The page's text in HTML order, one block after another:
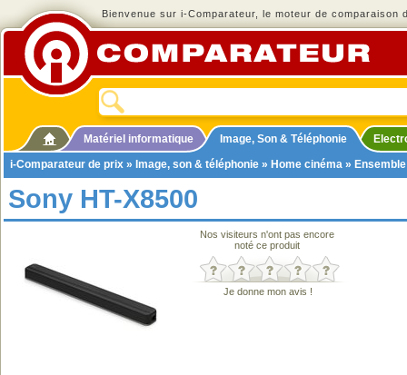
Bienvenue sur i-Comparateur, le moteur de comparaison
Matériel informatique Image, Son & Téléphonie
i-Comparateur de prix » Image, son & téléphonie » Home cinéma »
Sony HT-X8500
Nos visiteurs n'ont pas encore
noté ce produit
Je donne mon avis !